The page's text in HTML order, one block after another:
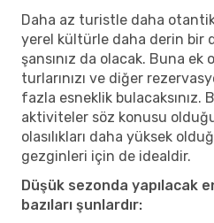
Daha az turistle daha
yerel kültürle daha derin bir
şansınız da olacak. Buna ek
turlarınızı ve diğer
fazla esneklik bulacaksınız.
aktiviteler söz konusu
olasılıkları daha yüksek
gezginleri için de idealdir.
Düşük sezonda yapılacak
bazıları şunlardır: